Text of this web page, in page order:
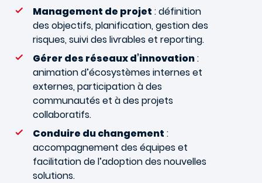
Management de projet : définition
des objectifs, planification, gestion des
risques, suivi des livrables et reporting.
Gérer des réseaux d’innovation:
animation d’écosystèmes internes et
externes, participation à des
communautés et à des projets
collaboratifs.
Conduire du changement :
accompagnement des équipes et
facilitation de l’adoption des nouvelles
solutions.